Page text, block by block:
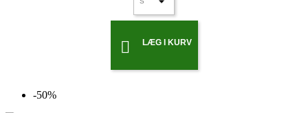
 LÆG I KURV
-50%